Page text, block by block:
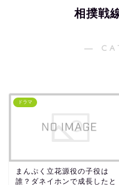
相撲戦
―
ドラマ
まんぷく立花源役の子役は
誰？ダネイホンで成長したと